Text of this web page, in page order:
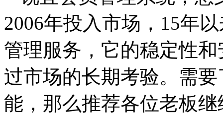
2006年投入市场，15年
管理服务，它的稳定性
过市场的长期考验。需
能，那么推荐各位老板